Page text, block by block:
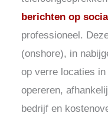
berichten op
professioneel .
(onshore), in
op verre locaties
opereren,
bedrijf en